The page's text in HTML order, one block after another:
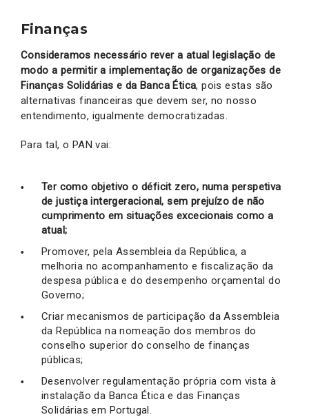
Finanças
Consideramos necessário rever a atual legislação de
modo a permitir a implementação de organizações de
Finanças Solidárias e da Banca Ética, pois estas são
alternativas financeiras que devem ser, no nosso
entendimento, igualmente democratizadas.
Para tal, o PAN vai:
Ter como objetivo o déficit zero, numa perspetiva
de justiça intergeracional, sem prejuízo de não
cumprimento em situações excecionais como a
atual;
Promover, pela Assembleia da República, a
melhoria no acompanhamento e fiscalização da
despesa pública e do desempenho orçamental do
Governo;
Criar mecanismos de participação da Assembleia
da República na nomeação dos membros do
conselho superior do conselho de finanças
públicas;
Desenvolver regulamentação própria com vista à
instalação da Banca Ética e das Finanças
Solidárias em Portugal.